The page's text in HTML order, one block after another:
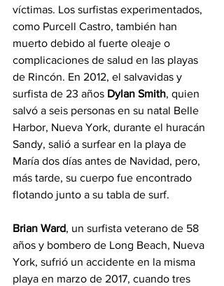
víctimas. Los surfistas experimentados,
como Purcell Castro, también han
muerto debido al fuerte oleaje o
complicaciones de salud en las playas
de Rincón. En 2012, el salvavidas y
surfista de 23 años Dylan Smith, quien
salvó a seis personas en su natal Belle
Harbor, Nueva York, durante el huracán
Sandy, salió a surfear en la playa de
María dos días antes de Navidad, pero,
más tarde, su cuerpo fue encontrado
flotando junto a su tabla de surf.
Brian Ward, un surfista veterano de 58
años y bombero de Long Beach, Nueva
York, sufrió un accidente en la misma
playa en marzo de 2017, cuando tres